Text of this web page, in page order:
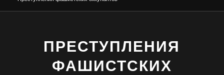
ПРЕСТУПЛЕНИЯ
ФАШИСТСКИХ